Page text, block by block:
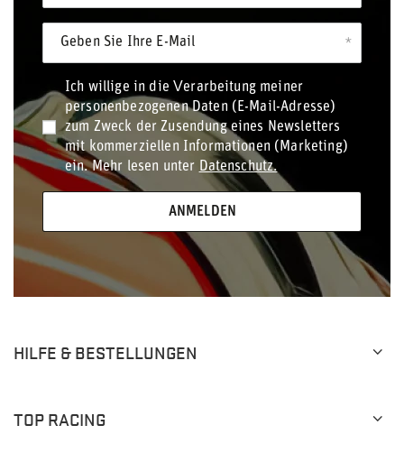
Geben Sie Ihre E-Mail
Ich willige in die Verarbeitung meiner
personenbezogenen Daten (E-Mail-Adresse)
zum Zweck der Zusendung eines Newsletters
mit kommerziellen Informationen (Marketing)
ein. Mehr lesen unter Datenschutz.
ANMELDEN
HILFE & BESTELLUNGEN
TOP RACING